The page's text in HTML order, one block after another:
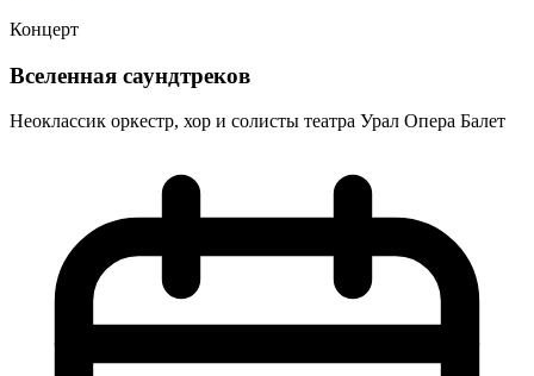
Концерт
Вселенная саундтреков
Неоклассик оркестр, хор и солисты театра Урал Опера Балет